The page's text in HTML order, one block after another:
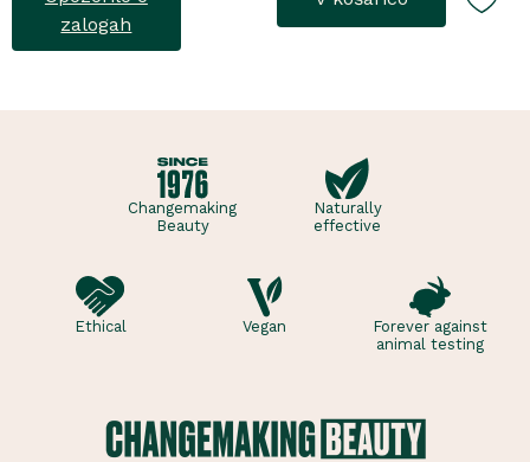
vonja, ki poskrbi za dobro
počutje vsak dan. Ta
zalogah
Changemaking
Beauty
Naturally
effective
Ethical Vegan
Forever against
animal testing